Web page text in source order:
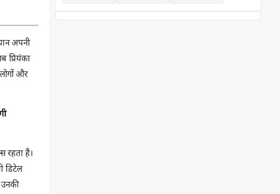
अपनी
प्रियंका
और
रहता है।
डिटेल